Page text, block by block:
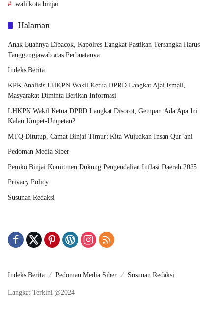
wali kota binjai
Halaman
Anak Buahnya Dibacok, Kapolres Langkat Pastikan Tersangka Harus
Tanggungjawab atas Perbuatanya
Indeks Berita
KPK Analisis LHKPN Wakil Ketua DPRD Langkat Ajai Ismail,
Masyarakat Diminta Berikan Informasi
LHKPN Wakil Ketua DPRD Langkat Disorot, Gempar: Ada Apa Ini
Kalau Umpet-Umpetan?
MTQ Ditutup, Camat Binjai Timur: Kita Wujudkan Insan Qur’ani
Pedoman Media Siber
Pemko Binjai Komitmen Dukung Pengendalian Inflasi Daerah 2025
Privacy Policy
Susunan Redaksi
Indeks Berita Pedoman Media Siber Susunan Redaksi
Langkat Terkini @2024